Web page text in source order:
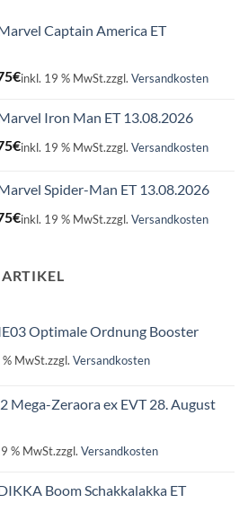
Captain America ET
€Aktueller
15,75€.
inkl. 19 % MwSt.zzgl. Versandkosten
Iron Man ET 13.08.2026
€Aktueller
15,75€.
inkl. 19 % MwSt.zzgl. Versandkosten
Spider-Man ET 13.08.2026
€Aktueller
15,75€.
inkl. 19 % MwSt.zzgl. Versandkosten
Optimale Ordnung Booster
MwSt.zzgl. Versandkosten
Mega-Zeraora ex EVT 28. August
% MwSt.zzgl. Versandkosten
Boom Schakkalakka ET